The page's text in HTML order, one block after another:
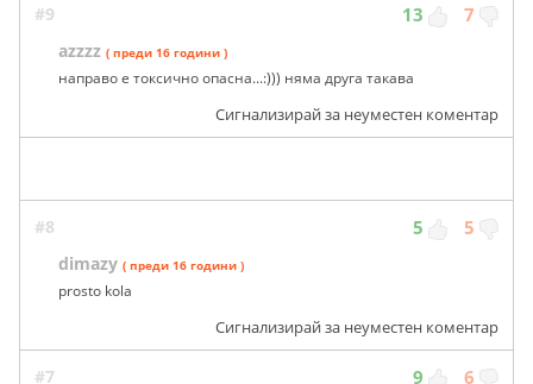
#9 13 7
azzzz ( преди 16 години )
направо е токсично опасна...:))) няма друга такава
Сигнализирай за неуместен коментар
#8 5 5
dimazy ( преди 16 години )
prosto kola
Сигнализирай за неуместен коментар
#7 9 6